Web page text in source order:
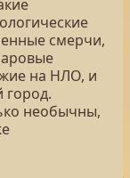
смерчи,
на НЛО, и
необычны,